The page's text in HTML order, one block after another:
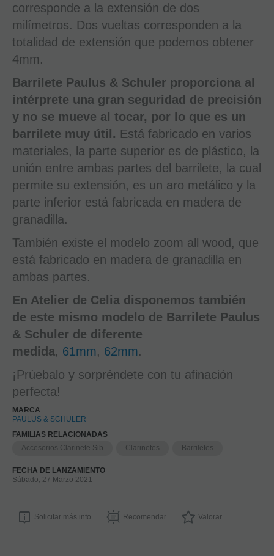
corresponde a la extensión de dos
milímetros. Dos vueltas corresponden a la
totalidad de extensión que podemos obtener
4mm.
Barrilete Paulus & Schuler proporciona al
intérprete una gran seguridad de precisión
y no se mueve al tocar, por lo que es un
barrilete muy útil. Está fabricado en varios
materiales, la parte superior es de plástico, la
unión entre ambas partes del barrilete, la cual
permite su extensión, es un aro metálico y la
parte inferior está fabricada en madera de
granadilla.
También existe el modelo zoom all wood, que
está fabricado en madera de granadilla en
ambas partes.
En Atelier de Celia disponemos también
de este mismo modelo de Barrilete Paulus
& Schuler de diferente
medida, 61mm, 62mm.
¡Prúebalo y sorpréndete con tu afinación
perfecta!
MARCA
PAULUS & SCHULER
FAMILIAS RELACIONADAS
Accesorios Clarinete Sib
Clarinetes Barriletes
FECHA DE LANZAMIENTO
Sábado, 27 Marzo 2021
Solicitar más info Recomendar Valorar